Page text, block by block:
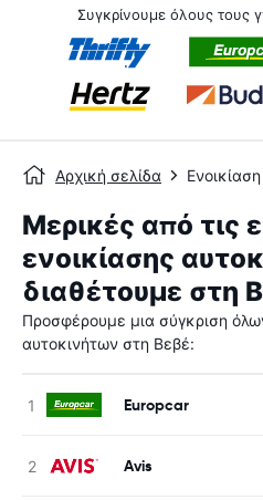
Συγκρίνουμε όλους τους
Αρχική σελίδα
Μερικές από τις
ενοικίασης
διαθέτουμε στη
Προσφέρουμε μια σύγκριση
αυτοκινήτων στη Βεβέ:
Europcar
Avis